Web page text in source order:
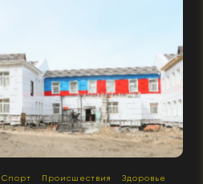
Спорт Происшествия
Здоровье